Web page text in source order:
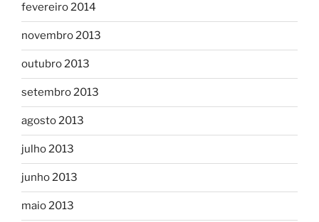
fevereiro 2014
novembro 2013
outubro 2013
setembro 2013
agosto 2013
julho 2013
junho 2013
maio 2013